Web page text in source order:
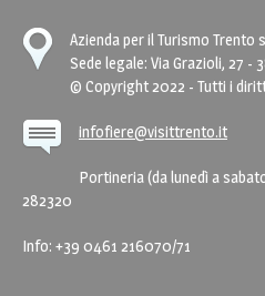
Azienda per il Turismo Trento
Sede legale: Via Grazioli, 27 -
© Copyright 2022 - Tutti i
infofiere@visittrento.it
Portineria (da lunedì a
282320
Info: +39 0461 216070/71